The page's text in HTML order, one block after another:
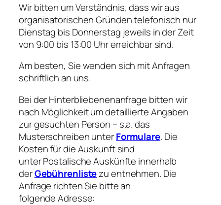
Wir bitten um Verständnis, dass wir aus
organisatorischen Gründen telefonisch nur
Dienstag bis Donnerstag jeweils in der Zeit
von 9:00 bis 13:00 Uhr erreichbar sind.
Am besten, Sie wenden sich mit Anfragen
schriftlich an uns.
Bei der Hinterbliebenenanfrage bitten wir
nach Möglichkeit um detaillierte Angaben
zur gesuchten Person – s.a. das
Musterschreiben unterFormulare. Die
Kosten für die Auskunft sind
unter Postalische Auskünfte innerhalb
derGebührenlistezu entnehmen. Die
Anfrage richten Sie bitte an
folgende Adresse: